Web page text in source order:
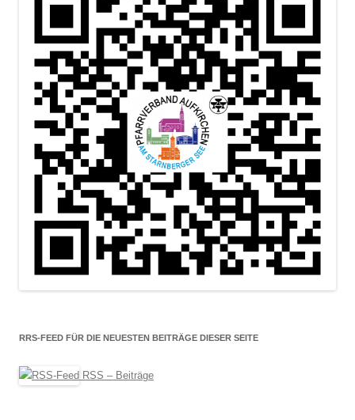
RRS-FEED FÜR DIE NEUESTEN BEITRÄGE DIESER SEITE
RSS – Beiträge